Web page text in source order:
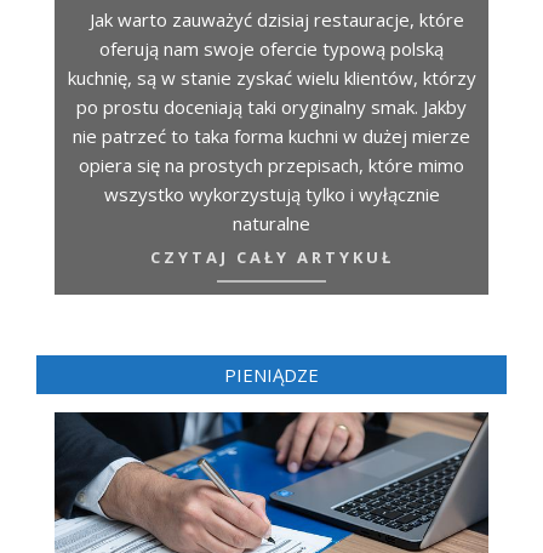
Jak warto zauważyć dzisiaj restauracje, które
oferują nam swoje ofercie typową polską
kuchnię, są w stanie zyskać wielu klientów, którzy
po prostu doceniają taki oryginalny smak. Jakby
nie patrzeć to taka forma kuchni w dużej mierze
opiera się na prostych przepisach, które mimo
wszystko wykorzystują tylko i wyłącznie
naturalne
CZYTAJ CAŁY ARTYKUŁ
PIENIĄDZE